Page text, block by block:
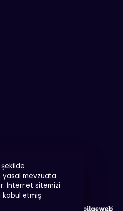
Saklıdır
yasal mevzuata
İnternet sitemizi
kabul etmiş